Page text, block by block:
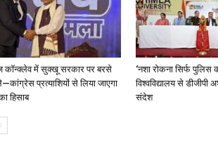
कॉन्क्लेव में सुक्खू सरकार पर बरसे
प्रत्याशियों से लिया जाएगा
हिसाब
‘नशा रोकना सिर्फ पुलिस
विश्वविद्यालय से डीजीपी
संदेश